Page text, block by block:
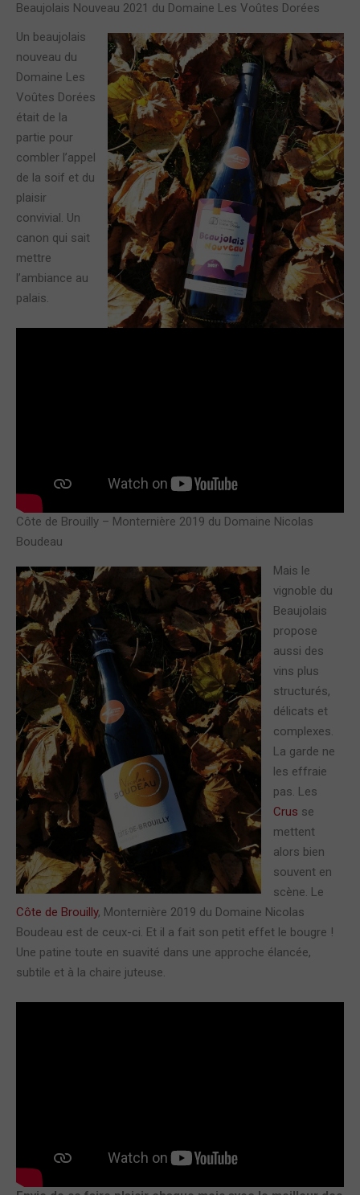
Beaujolais Nouveau 2021 du Domaine Les Voûtes Dorées
Un beaujolais
nouveau du
Domaine Les
Voûtes Dorées
était de la
partie pour
combler l’appel
de la soif et du
plaisir
convivial. Un
canon qui sait
mettre
l’ambiance au
palais.
Côte de Brouilly – Monternière 2019 du Domaine Nicolas
Boudeau
Mais le
vignoble du
Beaujolais
propose
aussi des
vins plus
structurés,
délicats et
complexes.
La garde ne
les effraie
pas. Les
Crus se
mettent
alors bien
souvent en
scène. Le
Côte de Brouilly, Monternière 2019 du Domaine Nicolas
Boudeau est de ceux-ci. Et il a fait son petit effet le bougre !
Une patine toute en suavité dans une approche élancée,
subtile et à la chaire juteuse.